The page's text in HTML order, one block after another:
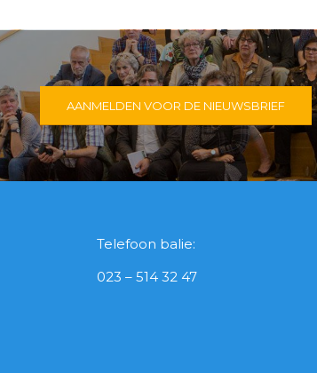
AANMELDEN VOOR DE NIEUWSBRIEF
Telefoon balie:
023 – 514 32 47